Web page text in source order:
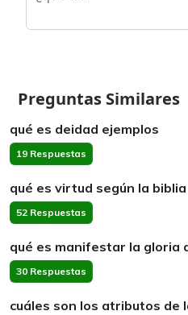
Preguntas Similares
qué es deidad ejemplos
19 Respuestas
qué es virtud según la biblia
52 Respuestas
qué es manifestar la gloria
30 Respuestas
cuáles son los atributos de